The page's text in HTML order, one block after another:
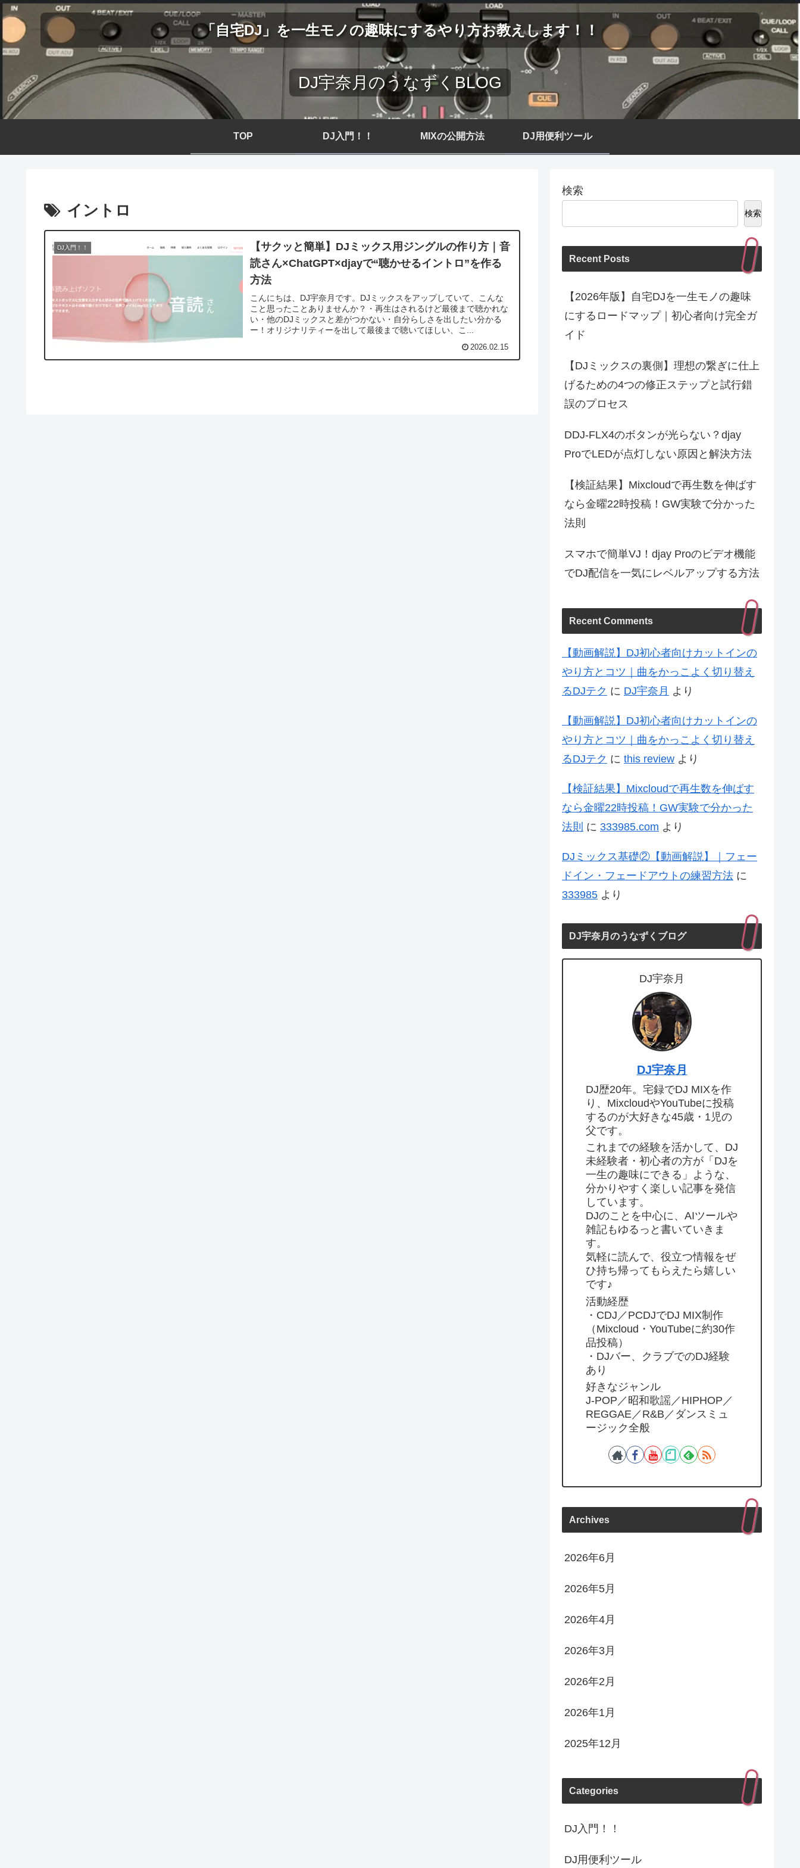
「自宅DJ」を一生モノの趣味にするやり方お教えします！！
DJ宇奈月のうなずくBLOG
TOP DJ入門！！ MIXの公開方法 DJ用便利ツール
イントロ
DJ入門！！
【サクッと簡単】DJミックス用ジングルの作り方｜音
読さん×ChatGPT×djayで“聴かせるイントロ”を作る
方法
こんにちは、DJ宇奈月です。DJミックスをアップしていて、こんな
こと思ったことありませんか？・再生はされるけど最後まで聴かれな
い・他のDJミックスと差がつかない・自分らしさを出したい分かる
ー！オリジナリティーを出して最後まで聴いてほしい、こ...
2026.02.15
検索
検索
Recent Posts
【2026年版】自宅DJを一生モノの趣味
にするロードマップ｜初心者向け完全ガ
イド
【DJミックスの裏側】理想の繋ぎに仕上
げるための4つの修正ステップと試行錯
誤のプロセス
DDJ-FLX4のボタンが光らない？djay
ProでLEDが点灯しない原因と解決方法
【検証結果】Mixcloudで再生数を伸ばす
なら金曜22時投稿！GW実験で分かった
法則
スマホで簡単VJ！djay Proのビデオ機能
でDJ配信を一気にレベルアップする方法
Recent Comments
【動画解説】DJ初心者向けカットインの
やり方とコツ｜曲をかっこよく切り替え
るDJテク に DJ宇奈月 より
【動画解説】DJ初心者向けカットインの
やり方とコツ｜曲をかっこよく切り替え
るDJテク に this review より
【検証結果】Mixcloudで再生数を伸ばす
なら金曜22時投稿！GW実験で分かった
法則 に 333985.com より
DJミックス基礎②【動画解説】｜フェー
ドイン・フェードアウトの練習方法 に
333985 より
DJ宇奈月のうなずくブログ
DJ宇奈月
DJ宇奈月
DJ歴20年。宅録でDJ MIXを作
り、MixcloudやYouTubeに投稿
するのが大好きな45歳・1児の
父です。
これまでの経験を活かして、DJ
未経験者・初心者の方が「DJを
一生の趣味にできる」ような、
分かりやすく楽しい記事を発信
しています。
DJのことを中心に、AIツールや
雑記もゆるっと書いていきま
す。
気軽に読んで、役立つ情報をぜ
ひ持ち帰ってもらえたら嬉しい
です♪
活動経歴
・CDJ／PCDJでDJ MIX制作
（Mixcloud・YouTubeに約30作
品投稿）
・DJバー、クラブでのDJ経験
あり
好きなジャンル
J-POP／昭和歌謡／HIPHOP／
REGGAE／R&B／ダンスミュ
ージック全般
Archives
2026年6月
2026年5月
2026年4月
2026年3月
2026年2月
2026年1月
2025年12月
Categories
DJ入門！！
DJ用便利ツール